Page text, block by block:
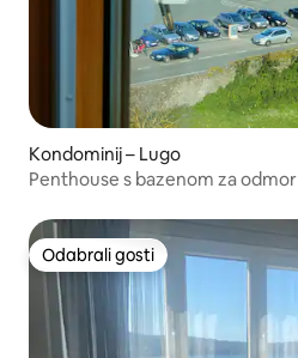
Kondominij – Lugo
Penthouse s bazenom za odmor
Odabrali gosti
Odabrali gosti